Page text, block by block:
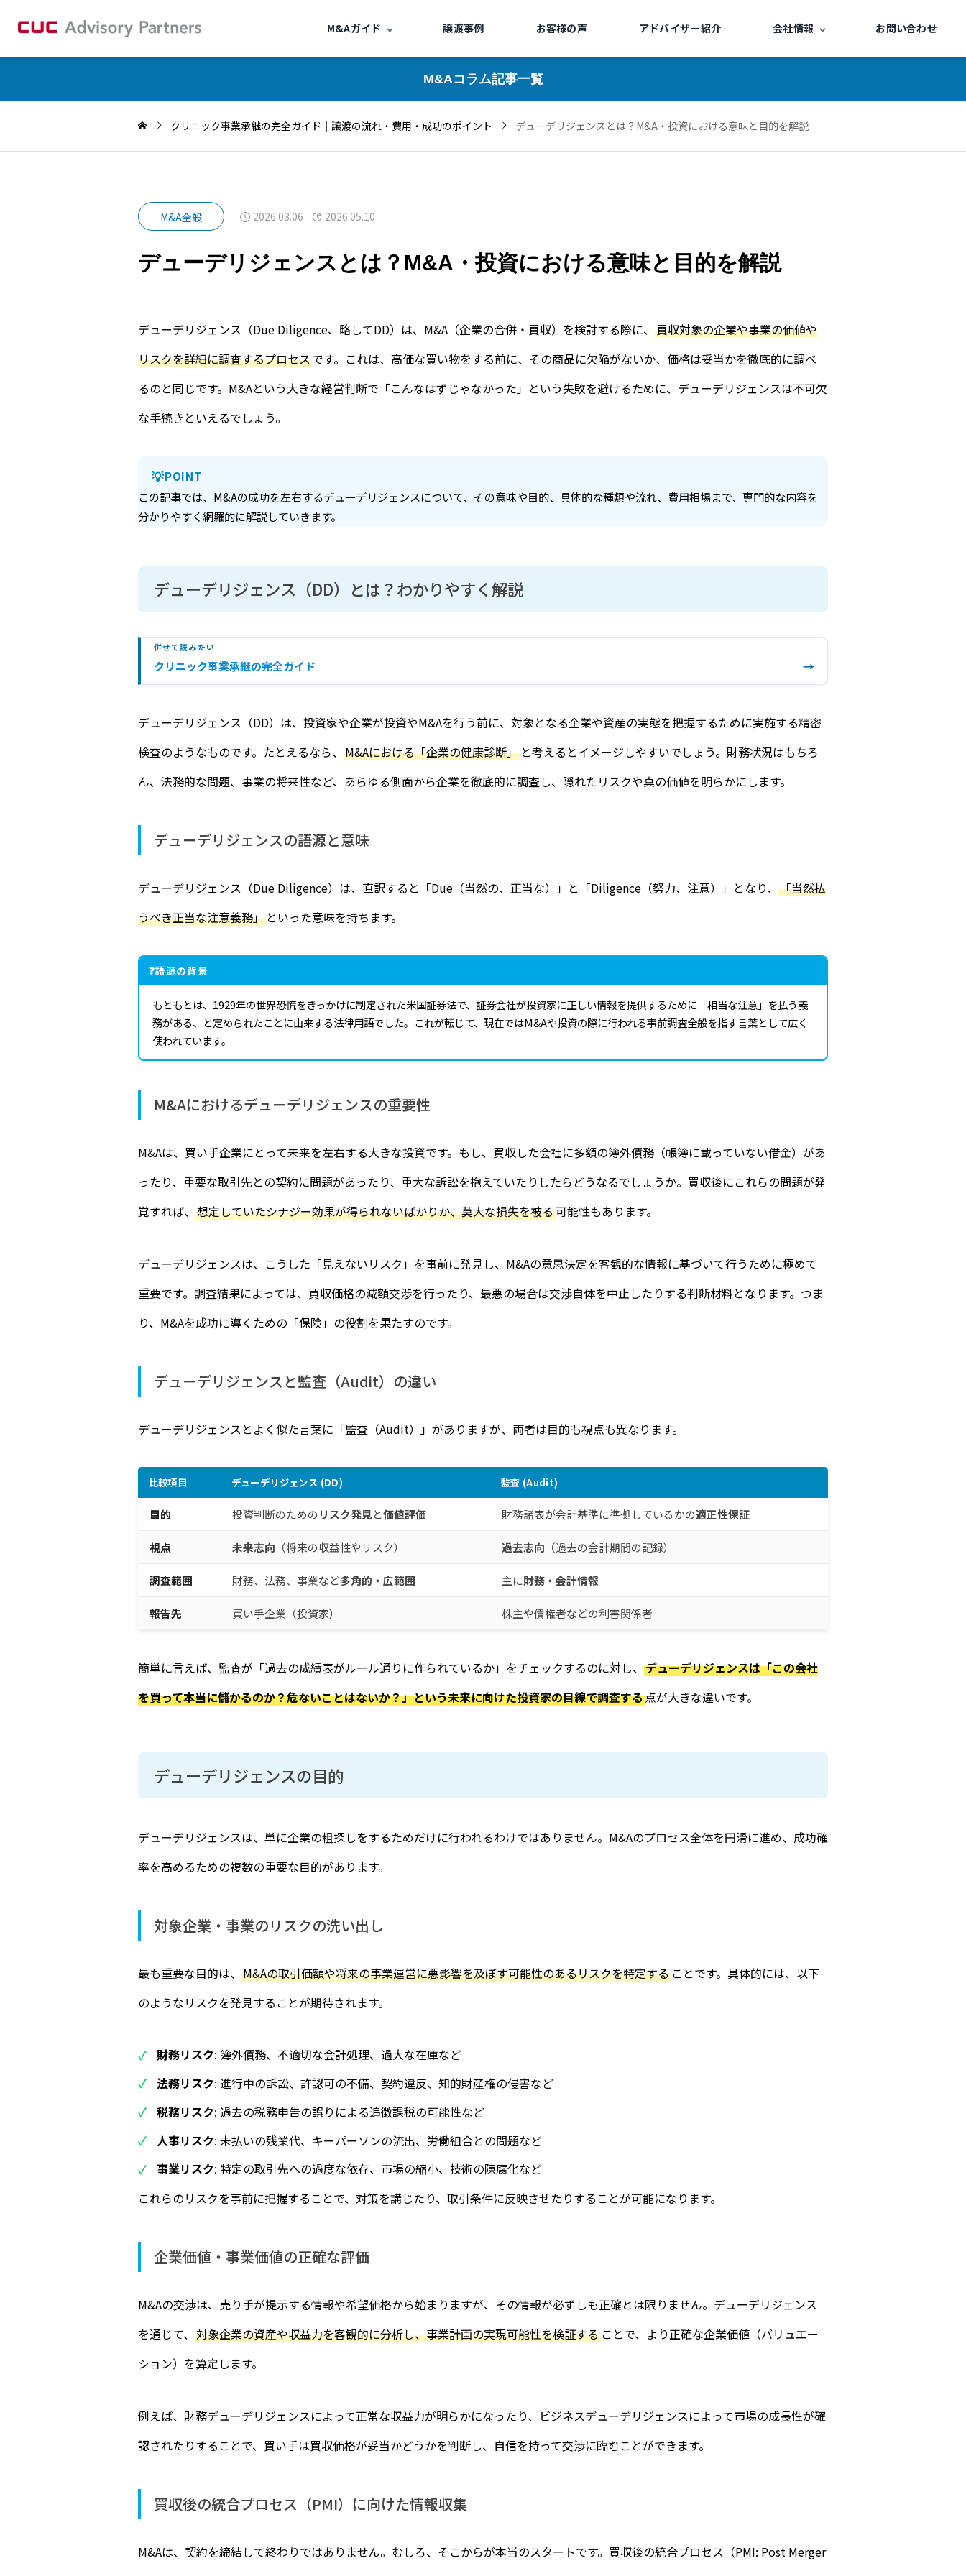
M&Aガイド 譲渡事例 お客様の声 アドバイザー紹介 会社情報 お問い合わせ
M&Aコラム記事一覧
クリニック事業承継の完全ガイド｜譲渡の流れ・費用・成功のポイント デューデリジェンスとは？M&A・投資における意味と目的を解説
M&A全般 2026.03.06 2026.05.10
デューデリジェンスとは？M&A・投資における意味と目的を解説
デューデリジェンス（Due Diligence、略してDD）は、M&A（企業の合併・買収）を検討する際に、 買収対象の企業や事業の価値や
リスクを詳細に調査するプロセスです。これは、高価な買い物をする前に、その商品に欠陥がないか、価格は妥当かを徹底的に調べ
るのと同じです。M&Aという大きな経営判断で「こんなはずじゃなかった」という失敗を避けるために、デューデリジェンスは不可欠
な手続きといえるでしょう。
POINT
この記事では、M&Aの成功を左右するデューデリジェンスについて、その意味や目的、具体的な種類や流れ、費用相場まで、専門的な内容を
分かりやすく網羅的に解説していきます。
デューデリジェンス（DD）とは？わかりやすく解説
併せて読みたい
クリニック事業承継の完全ガイド →
デューデリジェンス（DD）は、投資家や企業が投資やM&Aを行う前に、対象となる企業や資産の実態を把握するために実施する精密
検査のようなものです。たとえるなら、 M&Aにおける「企業の健康診断」と考えるとイメージしやすいでしょう。財務状況はもちろ
ん、法務的な問題、事業の将来性など、あらゆる側面から企業を徹底的に調査し、隠れたリスクや真の価値を明らかにします。
デューデリジェンスの語源と意味
デューデリジェンス（Due Diligence）は、直訳すると「Due（当然の、正当な）」と「Diligence（努力、注意）」となり、 「当然払
うべき正当な注意義務」 といった意味を持ちます。
語源の背景
もともとは、1929年の世界恐慌をきっかけに制定された米国証券法で、証券会社が投資家に正しい情報を提供するために「相当な注意」を払う義
務がある、と定められたことに由来する法律用語でした。これが転じて、現在ではM&Aや投資の際に行われる事前調査全般を指す言葉として広く
使われています。
M&Aにおけるデューデリジェンスの重要性
M&Aは、買い手企業にとって未来を左右する大きな投資です。もし、買収した会社に多額の簿外債務（帳簿に載っていない借金）があ
ったり、重要な取引先との契約に問題があったり、重大な訴訟を抱えていたりしたらどうなるでしょうか。買収後にこれらの問題が発
覚すれば、 想定していたシナジー効果が得られないばかりか、莫大な損失を被る可能性もあります。
デューデリジェンスは、こうした「見えないリスク」を事前に発見し、M&Aの意思決定を客観的な情報に基づいて行うために極めて
重要です。調査結果によっては、買収価格の減額交渉を行ったり、最悪の場合は交渉自体を中止したりする判断材料となります。つま
り、M&Aを成功に導くための「保険」の役割を果たすのです。
デューデリジェンスと監査（Audit）の違い
デューデリジェンスとよく似た言葉に「監査（Audit）」がありますが、両者は目的も視点も異なります。
比較項目 デューデリジェンス (DD) 監査 (Audit)
目的 投資判断のための リスク発見と価値評価 財務諸表が会計基準に準拠しているかの適正性保証
視点 未来志向 （将来の収益性やリスク） 過去志向 （過去の会計期間の記録）
調査範囲 財務、法務、事業など多角的・広範囲 主に財務・会計情報
報告先 買い手企業（投資家） 株主や債権者などの利害関係者
簡単に言えば、監査が「過去の成績表がルール通りに作られているか」をチェックするのに対し、 デューデリジェンスは「この会社
を買って本当に儲かるのか？危ないことはないか？」という未来に向けた投資家の目線で調査する点が大きな違いです。
デューデリジェンスの目的
デューデリジェンスは、単に企業の粗探しをするためだけに行われるわけではありません。M&Aのプロセス全体を円滑に進め、成功確
率を高めるための複数の重要な目的があります。
対象企業・事業のリスクの洗い出し
最も重要な目的は、 M&Aの取引価額や将来の事業運営に悪影響を及ぼす可能性のあるリスクを特定することです。具体的には、以下
のようなリスクを発見することが期待されます。
財務リスク: 簿外債務、不適切な会計処理、過大な在庫など
法務リスク: 進行中の訴訟、許認可の不備、契約違反、知的財産権の侵害など
税務リスク: 過去の税務申告の誤りによる追徴課税の可能性など
人事リスク: 未払いの残業代、キーパーソンの流出、労働組合との問題など
事業リスク: 特定の取引先への過度な依存、市場の縮小、技術の陳腐化など
これらのリスクを事前に把握することで、対策を講じたり、取引条件に反映させたりすることが可能になります。
企業価値・事業価値の正確な評価
M&Aの交渉は、売り手が提示する情報や希望価格から始まりますが、その情報が必ずしも正確とは限りません。デューデリジェンス
を通じて、 対象企業の資産や収益力を客観的に分析し、事業計画の実現可能性を検証することで、より正確な企業価値（バリュエー
ション）を算定します。
例えば、財務デューデリジェンスによって正常な収益力が明らかになったり、ビジネスデューデリジェンスによって市場の成長性が確
認されたりすることで、買い手は買収価格が妥当かどうかを判断し、自信を持って交渉に臨むことができます。
買収後の統合プロセス（PMI）に向けた情報収集
M&Aは、契約を締結して終わりではありません。むしろ、そこからが本当のスタートです。買収後の統合プロセス（PMI: Post Merger